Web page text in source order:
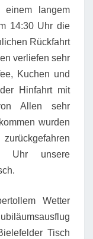
langem
14:30 Uhr die
Rückfahrt
verliefen sehr
Kuchen und
Hinfahrt mit
Allen sehr
wurden
Uhr unsere
Wetter
Tisch